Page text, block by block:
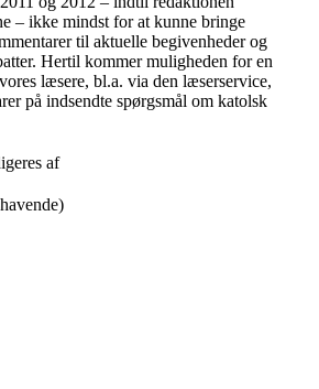
– ikke mindst for at kunne bringe
til aktuelle begivenheder og
Hertil kommer muligheden for en
læsere, bl.a. via den læserservice,
på indsendte spørgsmål om katolsk
af